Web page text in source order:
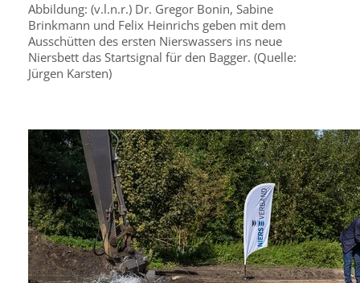
Abbildung: (v.l.n.r.) Dr. Gregor Bonin, Sabine
Brinkmann und Felix Heinrichs geben mit dem
Ausschütten des ersten Nierswassers ins neue
Niersbett das Startsignal für den Bagger. (Quelle:
Jürgen Karsten)